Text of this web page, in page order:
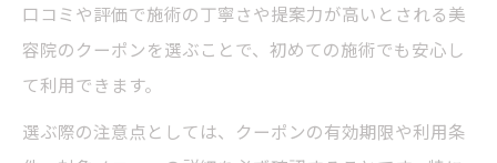
口コミや評価で施術の丁寧さや提案力が高いとされる美
容院のクーポンを選ぶことで、初めての施術でも安心し
て利用できます。
選ぶ際の注意点としては、クーポンの有効期限や利用条